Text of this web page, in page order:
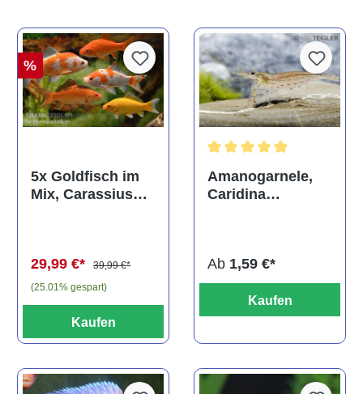
%
5x Goldfisch im
Mix, Carassius
29,99 €*
39,99 €*
(25.01% gespart)
Kaufen
Amanogarnele,
Caridina
Ab 1,59 €*
Kaufen